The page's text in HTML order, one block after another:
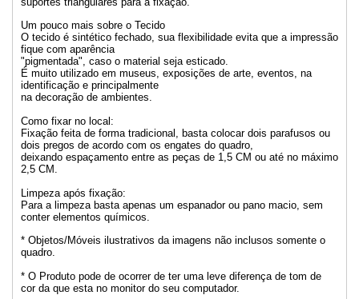
Um pouco mais sobre o Tecido
O tecido é sintético fechado, sua flexibilidade evita que a impressão
fique com aparência
"pigmentada", caso o material seja esticado.
É muito utilizado em museus, exposições de arte, eventos, na
identificação e principalmente
na decoração de ambientes.
Como fixar no local:
Fixação feita de forma tradicional, basta colocar dois parafusos ou
dois pregos de acordo com os engates do quadro,
deixando espaçamento entre as peças de 1,5 CM ou até no máximo
2,5 CM.
Limpeza após fixação:
Para a limpeza basta apenas um espanador ou pano macio, sem
conter elementos químicos.
* Objetos/Móveis ilustrativos da imagens não inclusos somente o
quadro.
* O Produto pode de ocorrer de ter uma leve diferença de tom de
cor da que esta no monitor do seu computador.